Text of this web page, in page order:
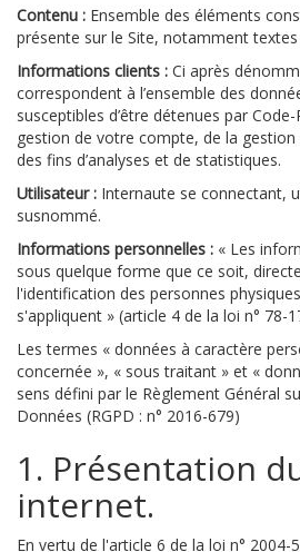
Contenu : Ensemble des éléments
présente sur le Site, notamment
Informations clients : Ci après
correspondent à l’ensemble des
susceptibles d’être détenues par
gestion de votre compte, de la
des fins d’analyses et de statistiques.
Utilisateur : Internaute se connectant,
susnommé.
Informations personnelles : « Les
sous quelque forme que ce soit,
l'identification des personnes
s'appliquent » (article 4 de la loi n° 78-
Les termes « données à caractère
concernée », « sous traitant » et «
sens défini par le Règlement Général
Données (RGPD : n° 2016-679)
1. Présentation
internet.
En vertu de l'article 6 de la loi n°